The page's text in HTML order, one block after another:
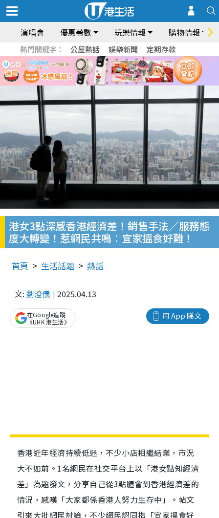
演唱會 優惠著數 玩樂情報 購物情報
熱門關鍵字： 公屋熱話 娛樂新聞 定期存款
港女3點深感香港經濟差！銷售手法／服務態
度大轉變！惹網民共鳴︰宜家搵食好難！
首頁 生活話題 熱話
文: 劉澄儀 2025.04.13
用 App 睇文
在Google追蹤
《UHK 港生活》
香港近年經濟持續低迷，不少小店相繼結業，市況
大不如前。1名網民在社交平台上以「港女點知經濟
差」為題發文，分享自己從3點體會到香港經濟差的
情況，感嘆「大家都係香港人努力生存中」。帖文
引來大批網民討論，不少網民認同指「宜家搵食好